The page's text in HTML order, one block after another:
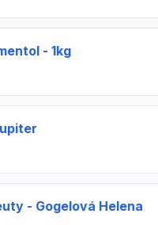
- 1kg
- Gogelová Helena